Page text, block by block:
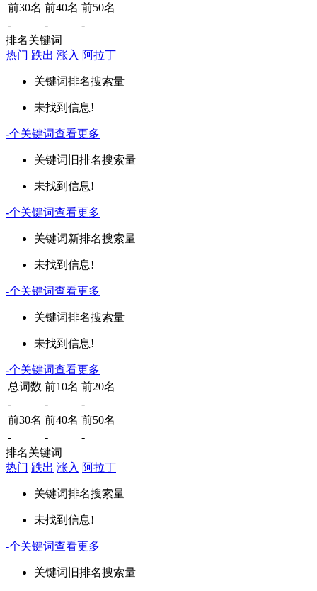
前30名 前40名 前50名
-
-
-
排名关键词
热门 跌出 涨入 阿拉丁
关键词排名搜索量
未找到信息!
-个关键词查看更多
关键词 旧排名搜索量
未找到信息!
-个关键词查看更多
关键词新排名搜索量
未找到信息!
-个关键词查看更多
关键词排名搜索量
未找到信息!
-个关键词查看更多
总词数 前10名 前20名
-
-
-
前30名 前40名 前50名
-
-
-
排名关键词
热门 跌出 涨入 阿拉丁
关键词排名搜索量
未找到信息!
-个关键词查看更多
关键词 旧排名搜索量